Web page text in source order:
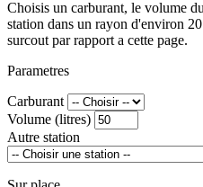
Choisis un carburant, le volume
station dans un rayon d'environ
surcout par rapport a cette page.
Parametres
Carburant
Volume (litres)
Autre station